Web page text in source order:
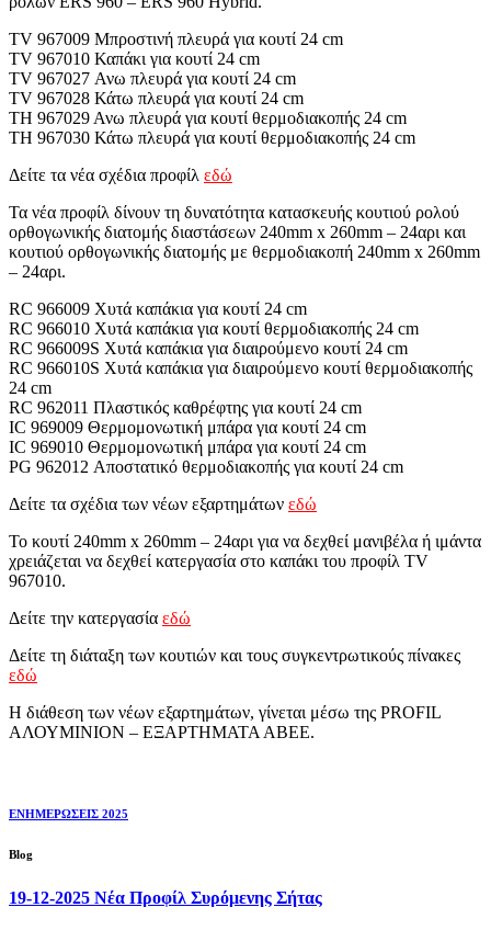
TV 967009 Μπροστινή πλευρά για κουτί 24 cm
TV 967010 Καπάκι για κουτί 24 cm
TV 967027 Ανω πλευρά για κουτί 24 cm
TV 967028 Κάτω πλευρά για κουτί 24 cm
TΗ 967029 Ανω πλευρά για κουτί θερμοδιακοπής 24 cm
TΗ 967030 Κάτω πλευρά για κουτί θερμοδιακοπής 24 cm
Δείτε τα νέα σχέδια προφίλ εδώ
Τα νέα προφίλ δίνουν τη δυνατότητα κατασκευής κουτιού ρολού
ορθογωνικής διατομής διαστάσεων 240mm x 260mm – 24αρι και
κουτιού ορθογωνικής διατομής με θερμοδιακοπή 240mm x 260mm
– 24αρι.
RC 966009 Χυτά καπάκια για κουτί 24 cm
RC 966010 Χυτά καπάκια για κουτί θερμοδιακοπής 24 cm
RC 966009S Χυτά καπάκια για διαιρούμενο κουτί 24 cm
RC 966010S Χυτά καπάκια για διαιρούμενο κουτί θερμοδιακοπής
24 cm
RC 962011 Πλαστικός καθρέφτης για κουτί 24 cm
IC 969009 Θερμομονωτική μπάρα για κουτί 24 cm
IC 969010 Θερμομονωτική μπάρα για κουτί 24 cm
PG 962012 Αποστατικό θερμοδιακοπής για κουτί 24 cm
Δείτε τα σχέδια των νέων εξαρτημάτων εδώ
Το κουτί 240mm x 260mm – 24αρι για να δεχθεί μανιβέλα ή ιμάντα
χρειάζεται να δεχθεί κατεργασία στο καπάκι του προφίλ TV
967010.
Δείτε την κατεργασία εδώ
Δείτε τη διάταξη των κουτιών και τους συγκεντρωτικούς πίνακες
εδώ
Η διάθεση των νέων εξαρτημάτων, γίνεται μέσω της PROFIL
ΑΛΟΥΜΙΝΙΟΝ – ΕΞΑΡΤΗΜΑΤΑ ΑΒΕΕ.
ΕΝΗΜΕΡΩΣΕΙΣ 2025
Blog
19-12-2025 Νέα Προφίλ Συρόμενης Σήτας